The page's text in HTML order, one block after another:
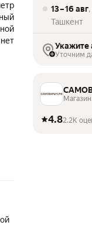
нет
13 – 16 авг
Ташкент
Укажите
Уточним
Магазин
4.82.2K